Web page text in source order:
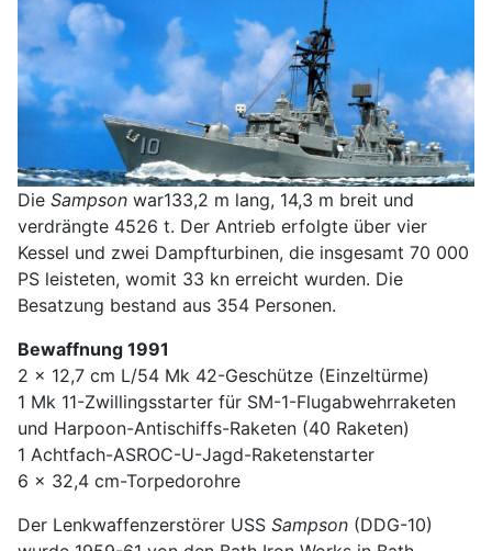
Die Sampson war133,2 m lang, 14,3 m breit und
verdrängte 4526 t. Der Antrieb erfolgte über vier
Kessel und zwei Dampfturbinen, die insgesamt 70 000
PS leisteten, womit 33 kn erreicht wurden. Die
Besatzung bestand aus 354 Personen.
Bewaffnung 1991
2 x 12,7 cm L/54 Mk 42-Geschütze (Einzeltürme)
1 Mk 11-Zwillingsstarter für SM-1-Flugabwehrraketen
und Harpoon-Antischiffs-Raketen (40 Raketen)
1 Achtfach-ASROC-U-Jagd-Raketenstarter
6 x 32,4 cm-Torpedorohre
Der Lenkwaffenzerstörer USS Sampson (DDG-10)